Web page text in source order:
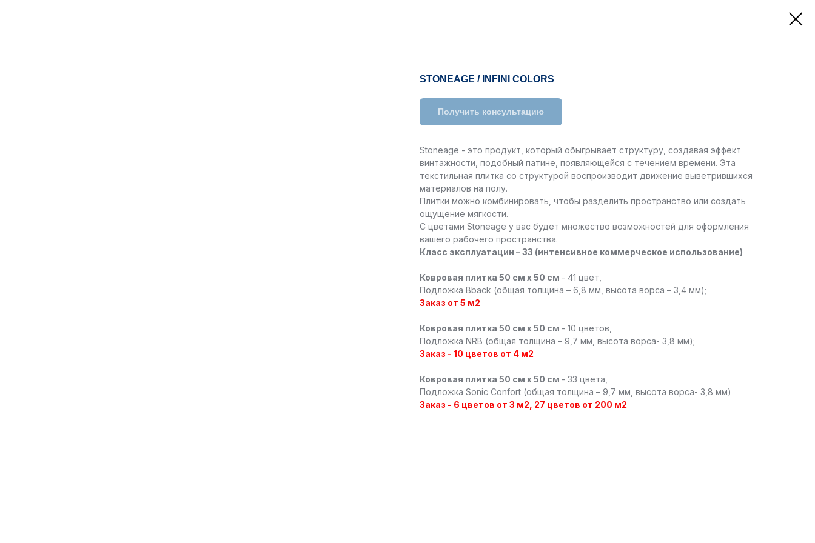
STONEAGE / INFINI COLORS
Получить консультацию
Stoneage - это продукт, который обыгрывает структуру, создавая эффект
винтажности, подобный патине, появляющейся с течением времени. Эта
текстильная плитка со структурой воспроизводит движение выветрившихся
материалов на полу.
Плитки можно комбинировать, чтобы разделить пространство или создать
ощущение мягкости.
С цветами Stoneage у вас будет множество возможностей для оформления
вашего рабочего пространства.
Класс эксплуатации – 33 (интенсивное коммерческое использование)
Ковровая плитка 50 см x 50 см - 41 цвет,
Подложка Bback (общая толщина – 6,8 мм, высота ворса – 3,4 мм);
Заказ от 5 м2
Ковровая плитка 50 см x 50 см - 10 цветов,
Подложка NRB (общая толщина – 9,7 мм, высота ворса- 3,8 мм);
Заказ - 10 цветов от 4 м2
Ковровая плитка 50 см x 50 см - 33 цвета,
Подложка Sonic Confort (общая толщина – 9,7 мм, высота ворса- 3,8 мм)
Заказ - 6 цветов от 3 м2, 27 цветов от 200 м2